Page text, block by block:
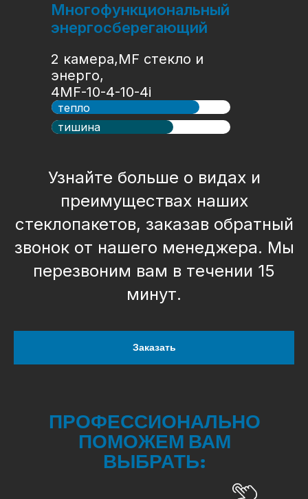
2 камера,MF стекло и
энерго,
4MF-10-4-10-4i
Многофункциональный
энергосберегающий
тепло
тишина
Узнайте больше о видах и
преимуществах наших
стеклопакетов, заказав обратный
звонок от нашего менеджера. Мы
перезвоним вам в течении 15
минут.
Заказать
ПРОФЕССИОНАЛЬНО
ПОМОЖЕМ ВАМ
ВЫБРАТЬ: